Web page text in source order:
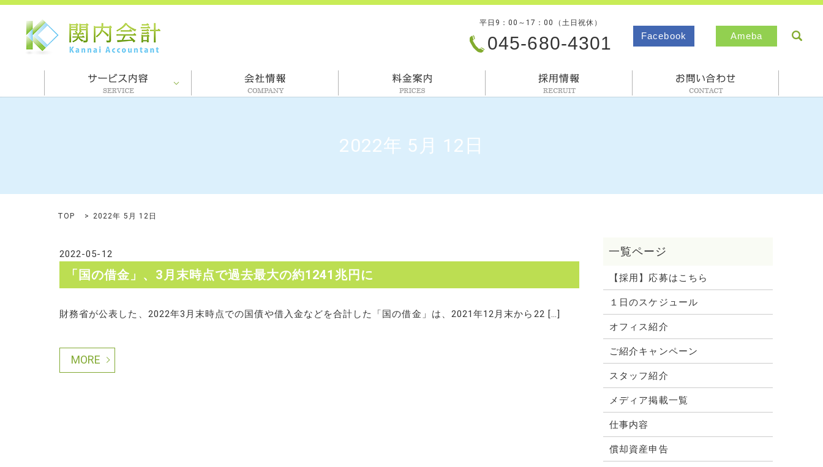
平日9：00～17：00（土日祝休）
045-680-4301 Facebook Ameba
2022年 5月 12日
TOP 2022年 5月 12日
2022-05-12
「国の借金」、3月末時点で過去最大の約1241兆円に
財務省が公表した、2022年3月末時点での国債や借入金などを合計した「国の借金」は、2021年12月末から22 […]
MORE
【採用】応募はこちら
１日のスケジュール
オフィス紹介
ご紹介キャンペーン
スタッフ紹介
メディア掲載一覧
仕事内容
償却資産申告